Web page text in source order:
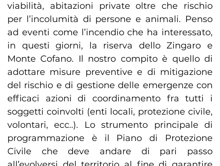
viabilità, abitazioni private oltre che rischio
per l’incolumità di persone e animali. Penso
ad eventi come l’incendio che ha interessato,
in questi giorni, la riserva dello Zingaro e
Monte Cofano. Il nostro compito è quello di
adottare misure preventive e di mitigazione
del rischio e di gestione delle emergenze con
efficaci azioni di coordinamento fra tutti i
soggetti coinvolti (enti locali, protezione civile,
volontari, ecc..). Lo strumento principale di
programmazione è il Piano di Protezione
Civile che deve andare di pari passo